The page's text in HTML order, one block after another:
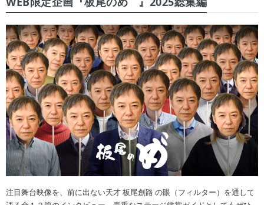
注目舞台映像を、前に出ない天才 板尾創路 の眼（フィルター）を通して